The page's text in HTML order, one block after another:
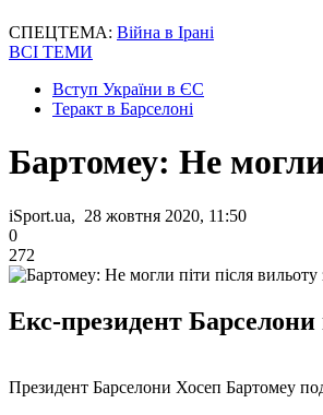
СПЕЦТЕМА: Війна в Ірані
ВСІ ТЕМИ
Вступ України в ЄС
Теракт в Барселоні
Бартомеу: Не
iSport.ua, 28 жовтня 2020, 11:50
0
272
Екс-президент Барселони
Президент Барселони Хосеп Бартомеу